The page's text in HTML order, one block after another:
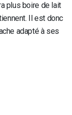
plus boire de lait
Il est donc
adapté à ses